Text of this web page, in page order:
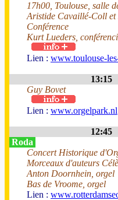
17h00, Toulouse, salle
Aristide Cavaillé-Coll et
Conférence
Kurt Lueders,
Lien : www.toulouse-
13:15
Guy Bovet
Lien : www.orgelpark.nl
12:45
Roda
Concert Historique
Morceaux d'auteurs
Anton Doornhein, orgel
Bas de Vroome, orgel
Lien :